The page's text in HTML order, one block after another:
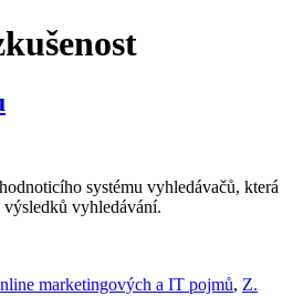
systému vyhledávačů, která
vyhledávání.
marketingových a IT pojmů, Z.